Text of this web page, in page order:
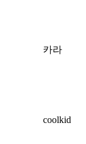
카라
coolkid